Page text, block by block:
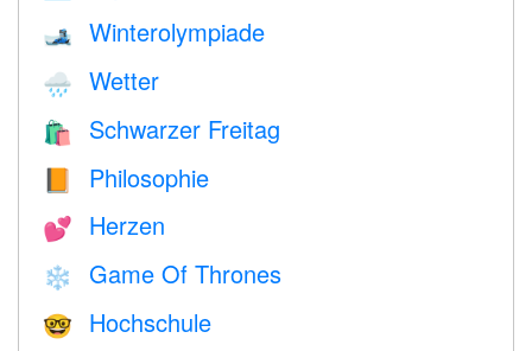
🎿 Winterolympiade
🌧 Wetter
🛍 Schwarzer Freitag
📙 Philosophie
💕 Herzen
❄️ Game Of Thrones
🤓 Hochschule